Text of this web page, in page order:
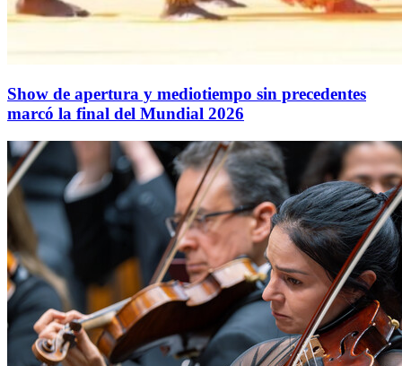
Show de apertura y mediotiempo sin precedentes
marcó la final del Mundial 2026